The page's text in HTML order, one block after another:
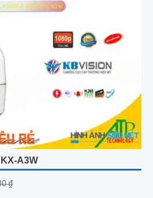
A3W
₫